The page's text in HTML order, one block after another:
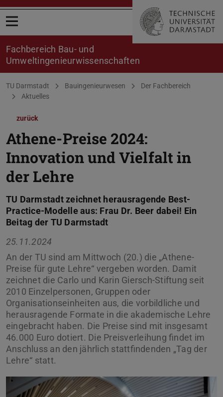
Menü öffnen
Fachbereich Bau- und
Umweltingenieurwissenschaften
Sie befinden sich hier:
TU Darmstadt Bauingenieurwesen
Der Fachbereich
Aktuelles
zurück
Athene-Preise 2024:
Innovation und Vielfalt in
der Lehre
TU Darmstadt zeichnet herausragende Best-
Practice-Modelle aus: Frau Dr. Beer dabei! Ein
Beitag der TU Darmstadt
25.11.2024
An der TU sind am Mittwoch (20.) die „Athene-
Preise für gute Lehre“ vergeben worden. Damit
zeichnet die Carlo und Karin Giersch-Stiftung seit
2010 Einzelpersonen, Gruppen oder
Organisationseinheiten aus, die vorbildliche und
herausragende Formate in die akademische Lehre
eingebracht haben. Die Preise sind mit insgesamt
46.000 Euro dotiert. Die Preisverleihung findet im
Anschluss an den jährlich stattfindenden „Tag der
Lehre“ statt.